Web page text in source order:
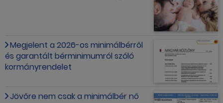
Megjelent a 2026-os minimálbérről
és garantált bérminimumról szóló
kormányrendelet
Jövőre nem csak a minimálbér nő